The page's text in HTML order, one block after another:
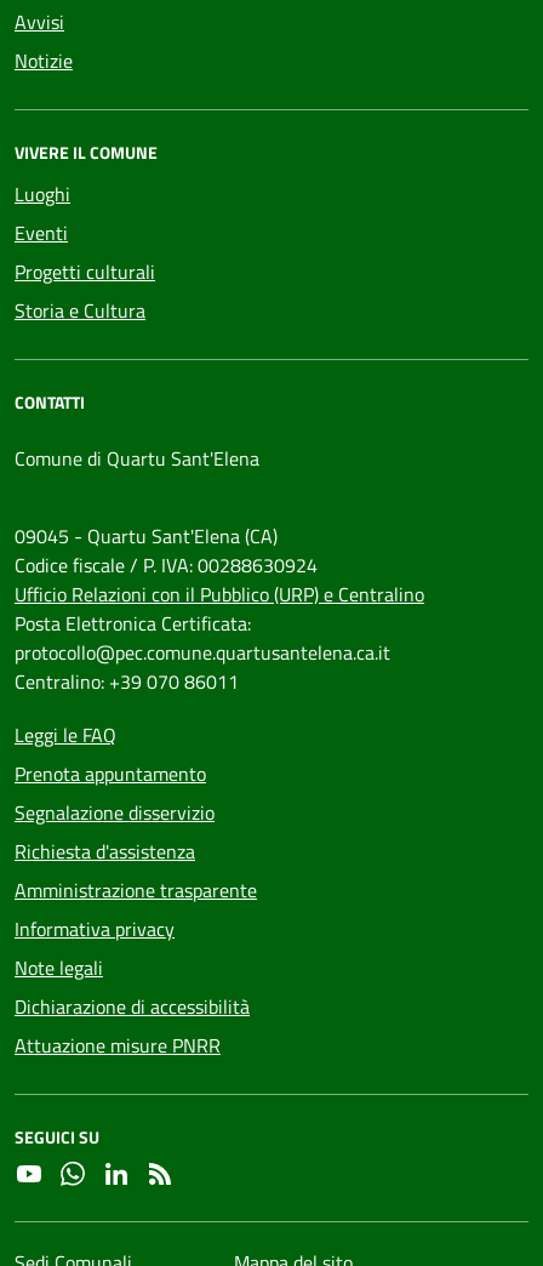
Avvisi
Notizie
VIVERE IL COMUNE
Luoghi
Eventi
Progetti culturali
Storia e Cultura
CONTATTI
Comune di Quartu Sant'Elena
09045 - Quartu Sant'Elena (CA)
Codice fiscale / P. IVA: 00288630924
Ufficio Relazioni con il Pubblico (URP) e Centralino
Posta Elettronica Certificata:
protocollo@pec.comune.quartusantelena.ca.it
Centralino: +39 070 86011
Leggi le FAQ
Prenota appuntamento
Segnalazione disservizio
Richiesta d'assistenza
Amministrazione trasparente
Informativa privacy
Note legali
Dichiarazione di accessibilità
Attuazione misure PNRR
SEGUICI SU
YouTubeWhatsapp
Linkedin